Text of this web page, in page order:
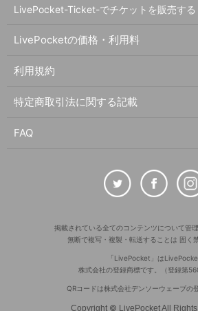
LivePocket-Ticket-でチケットを販売する
LivePocketの価格・利用料
利用規約
特定商取引法に関する記載
FAQ
掲載されている全てのコンテンツについて管
無断で複写・複製・転送することは 固く
「LivePocket」は
株式会社の登録商標です。（登録第
QRコードは株式会社デンソーウェーブの
Copyright© LivePocket All